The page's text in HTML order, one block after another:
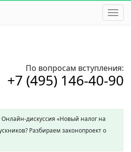
По вопросам вступления:
+7 (495) 146-40-90
Онлайн-дискуссия «Новый налог на
Разбираем законопроект о